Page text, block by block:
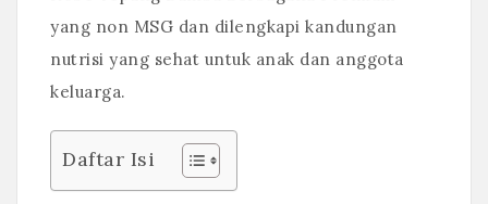
yang non MSG dan dilengkapi kandungan
nutrisi yang sehat untuk anak dan anggota
keluarga.
Daftar Isi